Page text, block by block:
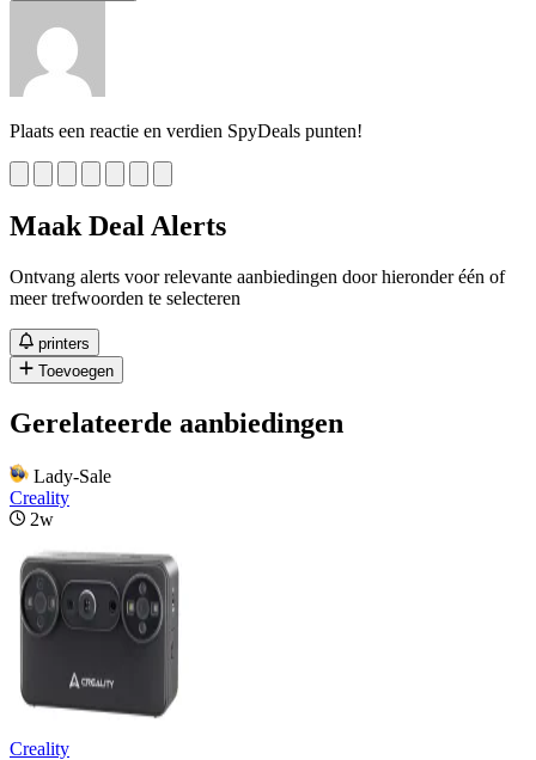
Plaats een reactie en verdien SpyDeals punten!
Maak Deal Alerts
Ontvang alerts voor relevante aanbiedingen door hieronder één of
meer trefwoorden te selecteren
printers
Toevoegen
Gerelateerde aanbiedingen
Lady-Sale
Creality
2w
Creality